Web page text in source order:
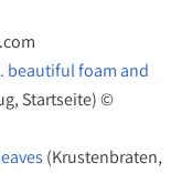
beautiful foam and
Startseite) ©
(Krustenbraten,